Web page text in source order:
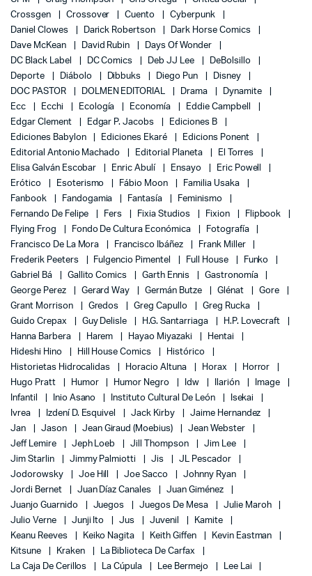
Crossgen
Crossover Cuento
Cyberpunk
Daniel Clowes
Darick Robertson
Dark Horse Comics
Dave McKean
David Rubin
Days Of Wonder
DC Black Label
DC Comics Deb JJ Lee
DeBolsillo
Deporte
Diábolo Dibbuks Diego Pun
Disney
DOC PASTOR
DOLMEN EDITORIAL Drama
Dynamite
Ecc
Ecchi Ecología Economía
Eddie Campbell
Edgar Clement
Edgar P. Jacobs
Ediciones B
Ediciones Babylon
Ediciones Ekaré
Edicions Ponent
Editorial Antonio Machado
Editorial Planeta
El Torres
Elisa Galván Escobar
Enric Abulí Ensayo
Eric Powell
Erótico
Esoterismo Fábio Moon
Familia Usaka
Fanbook
Fandogamia Fantasía
Feminismo
Fernando De Felipe
Fers Fixia Studios Fixion
Flipbook
Flying Frog
Fondo De Cultura Económica
Fotografía
Francisco De La Mora
Francisco Ibáñez
Frank Miller
Frederik Peeters
Fulgencio Pimentel Full House
Funko
Gabriel Bá
Gallito Comics Garth Ennis
Gastronomía
George Perez
Gerard Way Germán Butze Glénat
Gore
Grant Morrison
Gredos Greg Capullo
Greg Rucka
Guido Crepax
Guy Delisle H.G. Santarriaga
H.P. Lovecraft
Hanna Barbera
Harem Hayao Miyazaki
Hentai
Hideshi Hino
Hill House Comics
Histórico
Historietas Hidrocalidas
Horacio Altuna Horax
Horror
Hugo Pratt
Humor Humor Negro Idw Ilarión
Image
Infantil
Inio Asano Instituto Cultural De León
Isekai
Ivrea
Izdení D. Esquivel Jack Kirby
Jaime Hernandez
Jan
Jason Jean Giraud (Moebius)
Jean Webster
Jeff Lemire
Jeph Loeb Jill Thompson
Jim Lee
Jim Starlin
Jimmy Palmiotti Jis
JL Pescador
Jodorowsky
Joe Hill Joe Sacco
Johnny Ryan
Jordi Bernet
Juan Díaz Canales
Juan Giménez
Juanjo Guarnido
Juegos Juegos De Mesa
Julie Maroh
Julio Verne
Junji Ito Jus Juvenil
Kamite
Keanu Reeves
Keiko Nagita Keith Giffen
Kevin Eastman
Kitsune
Kraken
La Biblioteca De Carfax
La Caja De Cerillos
La Cúpula Lee Bermejo
Lee Lai